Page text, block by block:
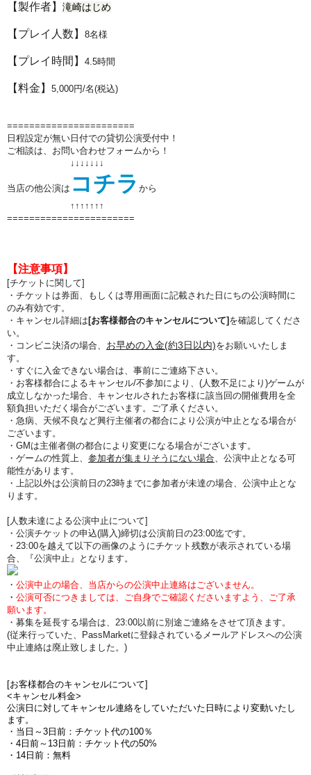
【製作者】 滝崎はじめ
【プレイ人数】 8名様
【プレイ時間】 4.5時間
【料金】 5,000円/名(税込)
=======================
日程設定が無い日付での貸切公演受付中！
ご相談は、お問い合わせフォームから！
↓↓↓↓↓↓↓
当店の他公演は コチラ から
↑↑ ↑↑ ↑↑ ↑
=======================
【注意事項】
[チケットに関して]
・チケットは券面、もしくは専用画面に記載された日にちの公演時間に
のみ有効です。
・キャンセル詳細は [お客様都合のキャンセルについて] を確認してくださ
い。
・コンビニ決済の場合、 お早めの入金(約3日以内)をお願いいたしま
す。
・すぐに入金できない場合は、事前にご連絡下さい。
・お客様都合によるキャンセル/不参加により、(人数不足により)ゲームが
成立しなかった場合、キャンセルされたお客様に該当回の開催費用を全
額負担いただく場合がございます。ご了承ください。
・急病、天候不良など興行主催者の都合により公演が中止となる場合が
ございます。
・GMは主催者側の都合により変更になる場合がございます。
・ゲームの性質上、 参加者が集まりそうにない場合、公演中止となる可
能性があります。
・上記以外は公演前日の23時までに参加者が未達の場合、公演中止とな
ります。
[人数未達による公演中止について]
・公演チケットの申込(購入)締切は公演前日の23:00迄です。
・23:00を越えて以下の画像のようにチケット残数が表示されている場
合、『公演中止』となります。
・ 公演中止の場合、当店からの公演中止連絡はございません。
・ 公演可否につきましては、ご自身でご確認くださいますよう、ご了承
願います。
・募集を延長する場合は、23:00以前に別途ご連絡をさせて頂きます。
(従来行っていた、PassMarketに登録されているメールアドレスへの公演
中止連絡は廃止致しました。)
[お客様都合のキャンセルについて]
<キャンセル料金>
公演日に対してキャンセル連絡をしていただいた日時により変動いたし
ます。
・当日～3日前：チケット代の100％
・4日前～13日前：チケット代の50%
・14日前：無料